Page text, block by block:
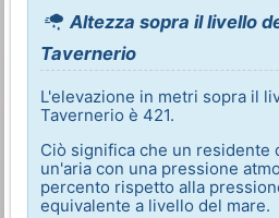
Altezza sopra il livello
Tavernerio
L'elevazione in metri sopra il
Tavernerio è 421.
Ciò significa che un residente
un'aria con una pressione
percento rispetto alla
equivalente a livello del mare.